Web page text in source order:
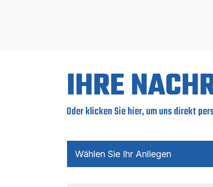
IHRE
Oder klicken Sie hier, um uns direkt